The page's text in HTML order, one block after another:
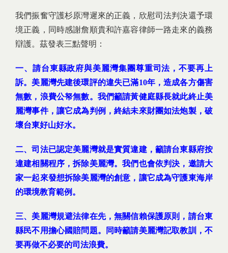
我們振奮守護杉原灣遲來的正義，欣慰司法判決還予環
境正義，同時感謝詹順貴和許嘉容律師一路走來的義務
辯護。茲發表三點聲明：
一、請台東縣政府與美麗灣集團尊重司法，不要再上
訴。美麗灣先建後環評的違失已滿10年，造成各方傷害
無數，浪費公帑無數。我們籲請黃健庭縣長就此終止美
麗灣事件，讓它成為判例，終結未來財團如法炮製，破
壞台東好山好水。
二、司法已認定美麗灣就是實質違建，籲請台東縣府按
違建相關程序，拆除美麗灣。我們也會依判決，邀請大
家一起來發想拆除美麗灣的創意，讓它成為守護東海岸
的環境教育範例。
三、美麗灣規避法律在先，無關信賴保護原則，請台東
縣民不用擔心國賠問題。同時籲請美麗灣記取教訓，不
要再做不必要的司法浪費。